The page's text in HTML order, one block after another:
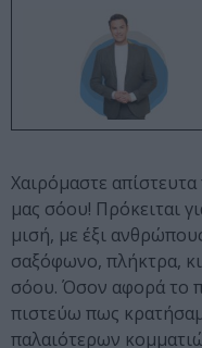
Χαιρόμαστε
μας σόου! Πρόκειται
μισή, με έξι
σαξόφωνο, πλήκτρα,
σόου. Όσον αφορά το
πιστεύω πως
παλαιότερων